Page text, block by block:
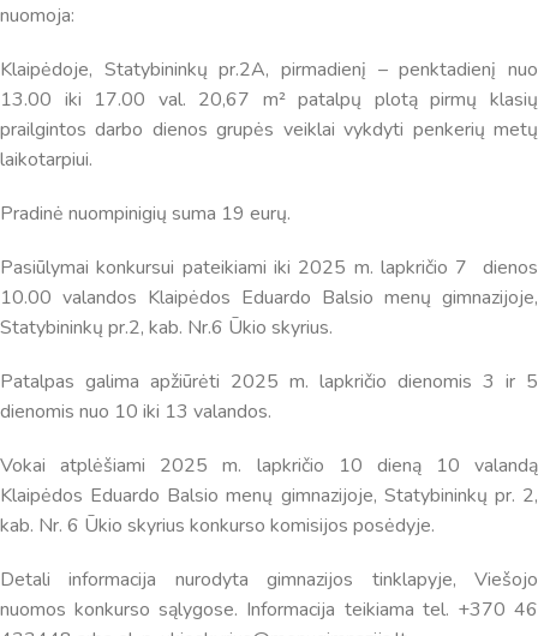
nuomoja:
Klaipėdoje, Statybininkų pr.2A, pirmadienį – penktadienį nuo
13.00 iki 17.00 val. 20,67 m² patalpų plotą pirmų klasių
prailgintos darbo dienos grupės veiklai vykdyti penkerių metų
laikotarpiui.
Pradinė nuompinigių suma 19 eurų.
Pasiūlymai konkursui pateikiami iki 2025 m. lapkričio 7 dienos
10.00 valandos Klaipėdos Eduardo Balsio menų gimnazijoje,
Statybininkų pr.2, kab. Nr.6 Ūkio skyrius.
Patalpas galima apžiūrėti 2025 m. lapkričio dienomis 3 ir 5
dienomis nuo 10 iki 13 valandos.
Vokai atplėšiami 2025 m. lapkričio 10 dieną 10 valandą
Klaipėdos Eduardo Balsio menų gimnazijoje, Statybininkų pr. 2,
kab. Nr. 6 Ūkio skyrius konkurso komisijos posėdyje.
Detali informacija nurodyta gimnazijos tinklapyje, Viešojo
nuomos konkurso sąlygose. Informacija teikiama tel. +370 46
Sveiki! Taip, aš esu virtualus. Tačiau dirbtinis intelektas
suteikia man galimybę ne tik analizuoti Jūsų klausimą, bet
dar tobulai atsimenu visą šioje svetainėje pateiktą
informaciją. Jei visgi man pritrūks išmanumo - pateiksiu
atsakingo specialisto.
Taigi... kuo galėčiau Jums padėti?